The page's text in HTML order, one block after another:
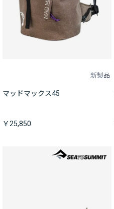
新製品
マッドマックス45
￥25,850